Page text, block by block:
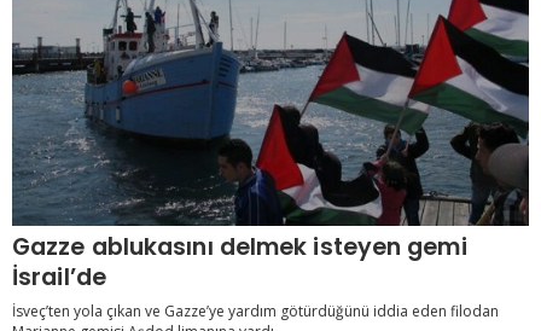
Gazze ablukasını delmek isteyen gemi
İsrail’de
İsveç’ten yola çıkan ve Gazze’ye yardım götürdüğünü iddia eden filodan